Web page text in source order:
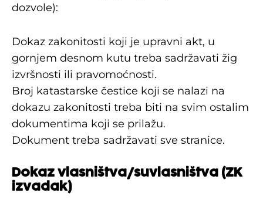
dozvole):
Dokaz zakonitosti koji je upravni akt, u
gornjem desnom kutu treba sadržavati žig
izvršnosti ili pravomoćnosti.
Broj katastarske čestice koji se nalazi na
dokazu zakonitosti treba biti na svim ostalim
dokumentima koji se prilažu.
Dokument treba sadržavati sve stranice.
Dokaz vlasništva/suvlasništva (ZK
izvadak)